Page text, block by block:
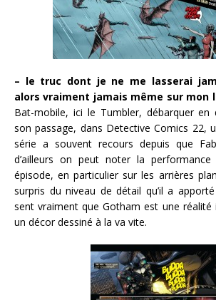
– le truc dont je ne me lasserai
alors vraiment jamais même sur mon
Bat-mobile, ici le Tumbler, débarquer
son passage, dans Detective Comics 22,
série a souvent recours depuis que
d’ailleurs on peut noter la
épisode, en particulier sur les arrières
surpris du niveau de détail qu’il a
sent vraiment que Gotham est une réalité
un décor dessiné à la va vite.